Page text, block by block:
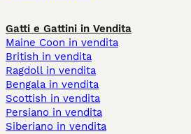
Gatti e Gattini in Vendita
Maine Coon in vendita
British in vendita
Ragdoll in vendita
Bengala in vendita
Scottish in vendita
Persiano in vendita
Siberiano in vendita